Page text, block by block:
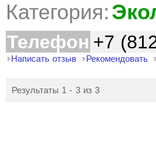
Категория:
Телефон +7
Написать отзыв Рекомендовать
Результаты 1 - 3 из 3